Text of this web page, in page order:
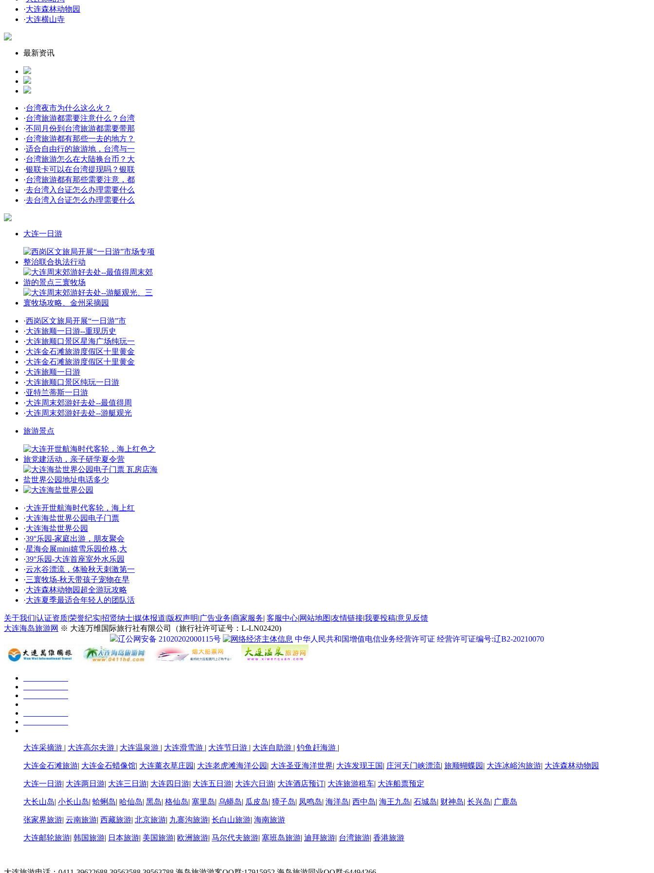
·大连森林动物园
·大连横山寺
最新资讯
·台湾夜市为什么这么火？
·台湾旅游都需要注意什么？台湾
·不同月份到台湾旅游都需要带那
·台湾旅游都有那些一去的地方？
·适合自由行的旅游地，台湾与一
·台湾旅游怎么在大陆换台币？大
·银联卡可以在台湾提现吗？银联
·台湾旅游都有那些需要注意，都
·去台湾入台证怎么办理需要什么
·去台湾入台证怎么办理需要什么
大连一日游
·西岗区文旅局开展“一日游”市
·大连旅顺一日游--重现历史
·大连旅顺口景区星海广场纯玩一
·大连金石滩旅游度假区十里黄金
·大连金石滩旅游度假区十里黄金
·大连旅顺一日游
·大连旅顺口景区纯玩一日游
·亚特兰蒂斯一日游
·大连周末郊游好去处--最值得周
·大连周末郊游好去处--游艇观光
旅游景点
·大连开世航海时代客轮，海上红
·大连海盐世界公园电子门票
·大连海盐世界公园
·39°乐园-家庭出游，朋友聚会
·星海会展mini嬉雪乐园价格,大
·39°乐园-大连首座室外水乐园
·云水谷漂流，体验秋天刺激第一
·三寰牧场-秋天带孩子宠物在早
·大连森林动物园超全游玩攻略
·大连夏季最适合年轻人的团队活
关于我们|认证资质|荣誉纪实|招贤纳士|媒体报道|版权声明|广告业务|商家服务| 客服中心|网站地图|友情链接|我要投稿|意见反馈
大连海岛旅游网 ※ 大连万维国际旅行社有限公司（旅行社许可证号：L-LN02420)
辽公网安备 21020202000115号
中华人民共和国增值电信业务经营许可证 经营许可证编号:辽B2-20210070
大连采摘游 | 大连高尔夫游 | 大连温泉游 | 大连滑雪游 | 大连节日游 | 大连自助游 | 钓鱼赶海游 |
大连金石滩旅游| 大连金石蜡像馆| 大连薰衣草庄园 | 大连老虎滩海洋公园 | 大连圣亚海洋世界| 大连发现王国| 庄河天门峡漂流| 旅顺蝴蝶园 | 大连冰峪沟旅游| 大连森林动物园
大连一日游| 大连两日游| 大连三日游| 大连四日游| 大连五日游| 大连六日游| 大连酒店预订| 大连旅游租车| 大连船票预定
大长山岛| 小长山岛| 蛤蜊岛| 哈仙岛| 黑岛| 格仙岛| 塞里岛| 乌蟒岛| 瓜皮岛| 獐子岛| 凤鸣岛| 海洋岛| 西中岛| 海王九岛| 石城岛| 财神岛| 长兴岛| 广鹿岛
张家界旅游| 云南旅游| 西藏旅游| 北京旅游| 九寨沟旅游| 长白山旅游| 海南旅游
大连邮轮旅游| 韩国旅游| 日本旅游| 美国旅游| 欧洲旅游| 马尔代夫旅游| 塞班岛旅游| 迪拜旅游| 台湾旅游| 香港旅游